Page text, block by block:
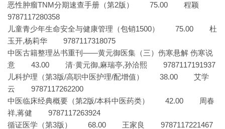
恶性肿瘤TNM分期速查手册（第2版） 75.00 程颖
9787117280358
儿童青少年生命安全与健康管理（包销1500） 75.00 杜
玉开,杨莉华 9787117318075
中医古籍整理丛书重刊——黄元御医集（三）伤寒悬解 伤寒说
意 43.00 清·黄元御,麻瑞亭,孙洽熙 9787117191937
儿科护理（第3版/高职中医护理/配增值） 38.00 艾学
云 9787117262200
中医临床经典概要（第2版/本科中医药类） 42.00 周春
祥,蒋健 9787117263924
循证医学（第3版） 68.00 王家良 9787117221467